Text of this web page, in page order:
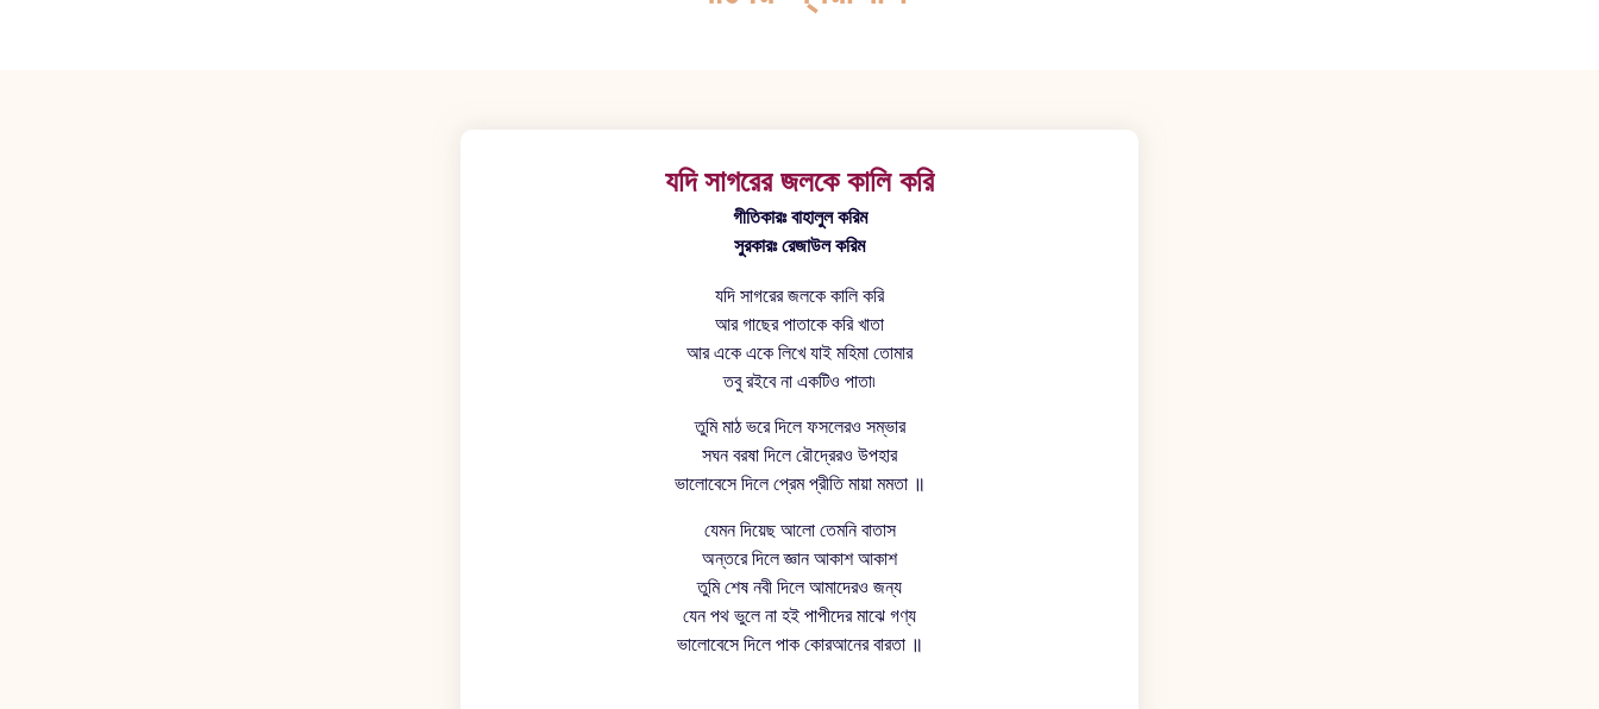
যদি সাগরের জলকে কালি করি
গীতিকারঃ বাহালুল করিম
সুরকারঃ রেজাউল করিম
যদি সাগরের জলকে কালি করি
আর গাছের পাতাকে করি খাতা
আর একে একে লিখে যাই মহিমা তোমার
তবু রইবে না একটিও পাতা৷
তুমি মাঠ ভরে দিলে ফসলেরও সম্ভার
সঘন বরষা দিলে রৌদ্রেরও উপহার
ভালোবেসে দিলে প্রেম প্রীতি মায়া মমতা ॥
যেমন দিয়েছ আলো তেমনি বাতাস
অন্তরে দিলে জ্ঞান আকাশ আকাশ
তুমি শেষ নবী দিলে আমাদেরও জন্য
যেন পথ ভুলে না হই পাপীদের মাঝে গণ্য
ভালোবেসে দিলে পাক কোরআনের বারতা ॥